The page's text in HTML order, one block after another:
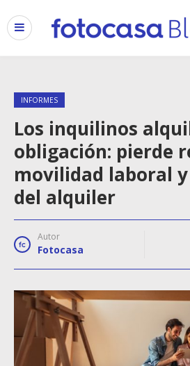
INFORMES
Los inquilinos
obligación: pierde
movilidad laboral
del alquiler
Autor
Fotocasa